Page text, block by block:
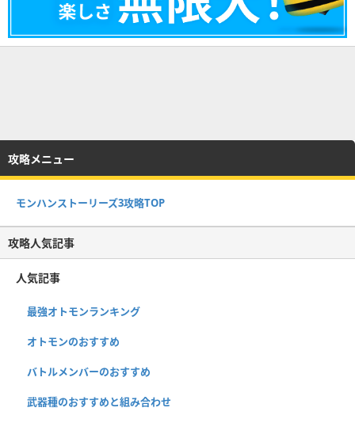
攻略メニュー
モンハンストーリーズ3攻略TOP
攻略人気記事
人気記事
最強オトモンランキング
オトモンのおすすめ
バトルメンバーのおすすめ
武器種のおすすめと組み合わせ